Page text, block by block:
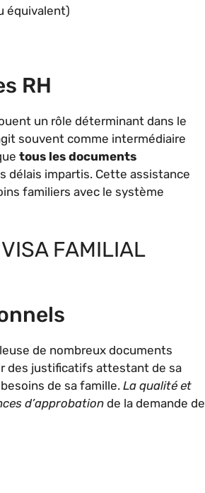
équivalent)
RH
un rôle déterminant dans le
souvent comme intermédiaire
tous les documents
délais impartis. Cette assistance
familiers avec le système
FAMILIAL
de nombreux documents
des justificatifs attestant de sa
de sa famille. La qualité et
d’approbation de la demande de